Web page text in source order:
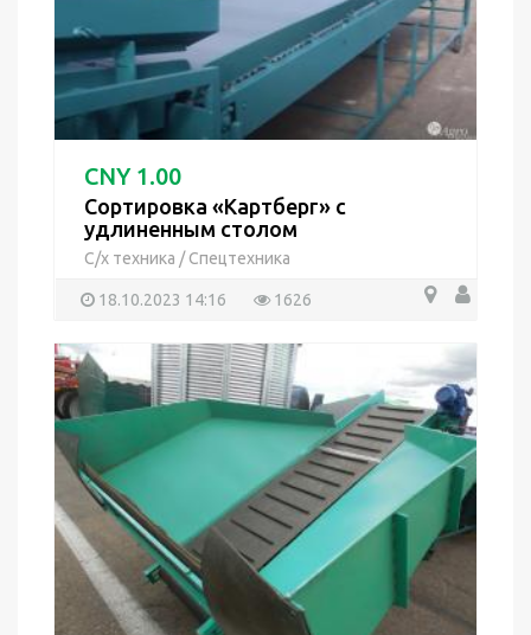
CNY 1.00
Сортировка «Картберг» с
удлиненным столом
С/х техника /Спецтехника
18.10.2023 14:16 1626